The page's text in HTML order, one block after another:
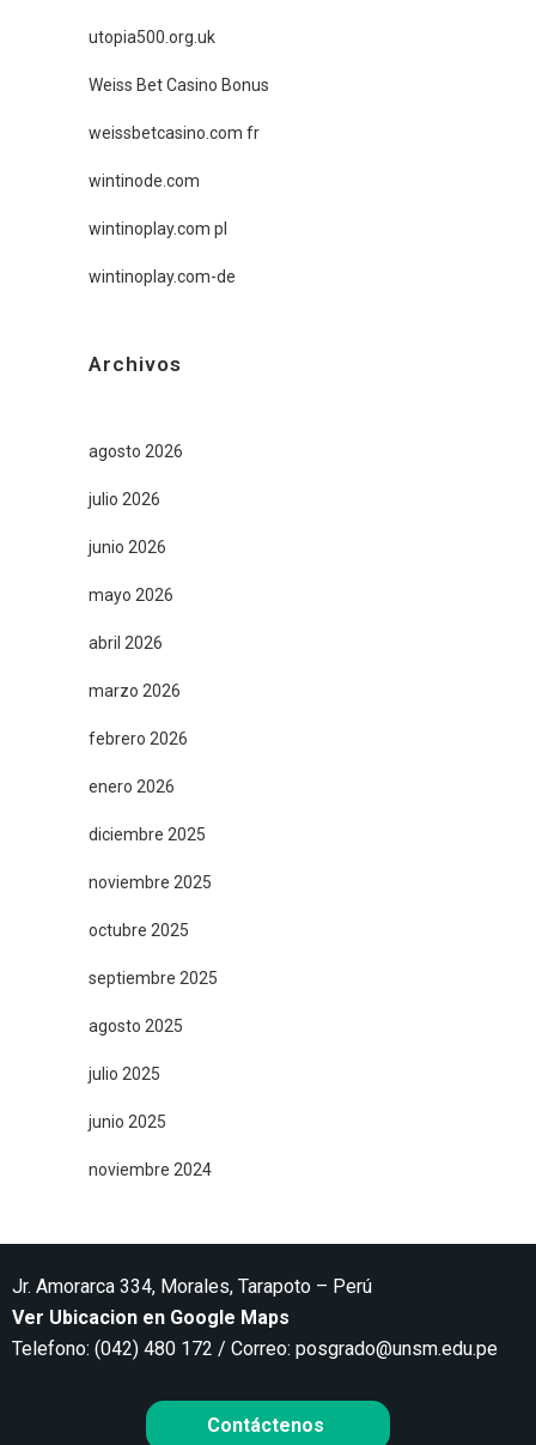
utopia500.org.uk
Weiss Bet Casino Bonus
weissbetcasino.com fr
wintinode.com
wintinoplay.com pl
wintinoplay.com-de
Archivos
agosto 2026
julio 2026
junio 2026
mayo 2026
abril 2026
marzo 2026
febrero 2026
enero 2026
diciembre 2025
noviembre 2025
octubre 2025
septiembre 2025
agosto 2025
julio 2025
junio 2025
noviembre 2024
Jr. Amorarca 334, Morales, Tarapoto – Perú
Ver Ubicacion en Google Maps
Telefono: (042) 480 172 / Correo: posgrado@unsm.edu.pe
Contáctenos